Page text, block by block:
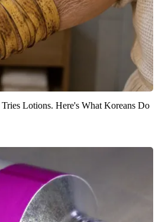
Lotions. Here's What Koreans Do